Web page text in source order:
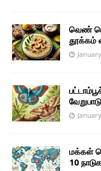
வெண்
தூக்கம்
மக்கள்
10